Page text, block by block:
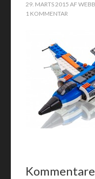
29. MARTS 2015 AF
1 KOMMENTAR